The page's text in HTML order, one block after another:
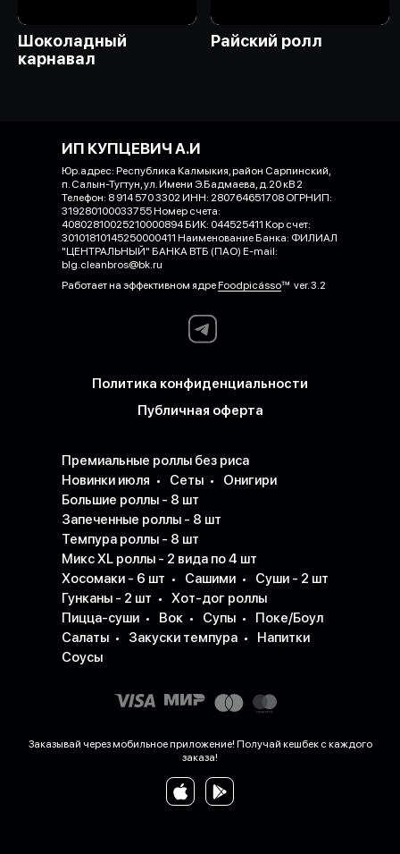
Шоколадный
карнавал
Райский ролл
ИП КУПЦЕВИЧ А.И
Юр.адрес: Республика Калмыкия, район Сарпинский,
п. Салын-Тугтун, ул. Имени Э.Бадмаева, д.20 кВ 2
Телефон: 8 914 570 3302 ИНН: 280764651708 ОГРНИП:
319280100033755 Номер счета:
40802810025210000894 БИК: 044525411 Кор счет:
30101810145250000411 Наименование Банка: ФИЛИАЛ
"ЦЕНТРАЛЬНЫЙ" БАНКА ВТБ (ПАО) E-mail:
blg.cleanbros@bk.ru
Работает на эффективном ядреFoodpicássover. 3.2
Политика конфиденциальности
Публичная оферта
Премиальные роллы без риса
Новинки июля
Сеты
Онигири
Большие роллы - 8 шт
Запеченные роллы - 8 шт
Темпура роллы - 8 шт
Микс XL роллы - 2 вида по 4 шт
Хосомаки - 6 шт
Сашими
Суши - 2 шт
Гунканы - 2 шт
Хот-дог роллы
Пицца-суши
Вок Супы
Поке/Боул
Салаты
Закуски темпура
Напитки
Соусы
Заказывай через мобильное приложение! Получай кешбек с каждого
заказа!